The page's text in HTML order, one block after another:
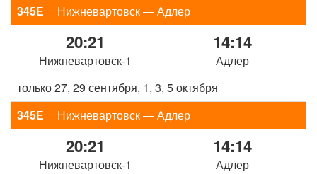
345Е
Нижневартовск — Адлер
20:21
Нижневартовск-1
14:14
Адлер
только 27, 29 сентября, 1, 3, 5 октября
345Е
Нижневартовск — Адлер
20:21
Нижневартовск-1
14:14
Адлер